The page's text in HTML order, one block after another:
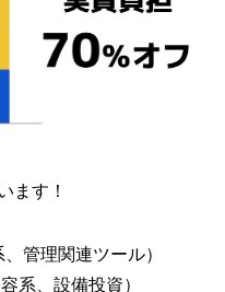
ます！
管理関連ツール）
系、設備投資）